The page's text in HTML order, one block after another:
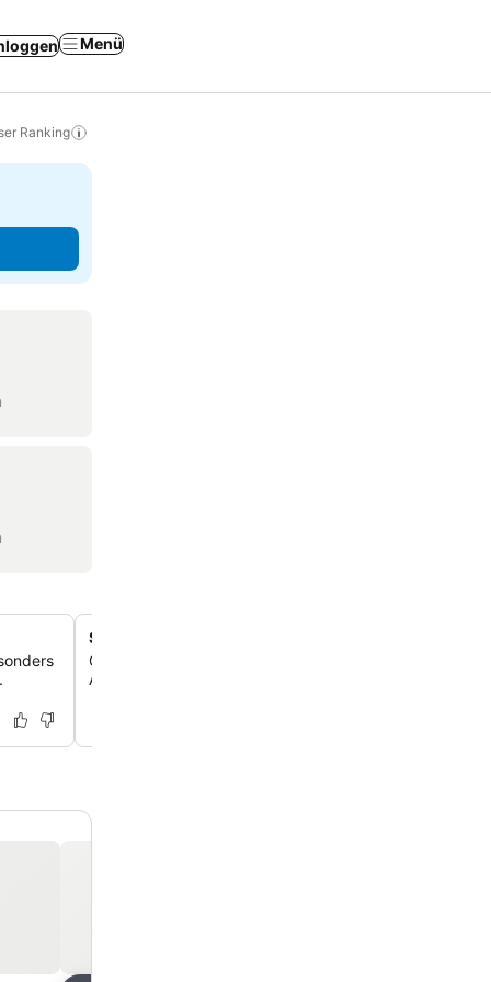
Menü
Ranking
Spanische Küche im Hotelrestaurant
Genieße authentische spanische Gerichte im
Anfrage gibt es auch vegetarische, milchfreie und